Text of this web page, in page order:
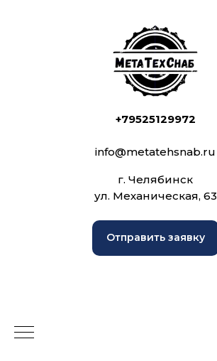
+79525129972
info@metatehsnab.ru
г. Челябинск
ул. Механическая, 63
Отправить заявку